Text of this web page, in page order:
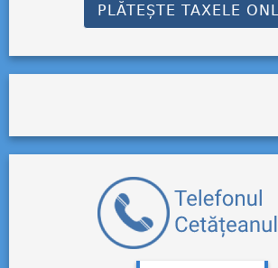
PLĂTEȘTE TAXELE